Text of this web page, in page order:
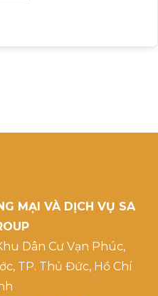
MẠI VÀ DỊCH VỤ SA
Dân Cư Vạn Phúc,
TP. Thủ Đức, Hồ Chí